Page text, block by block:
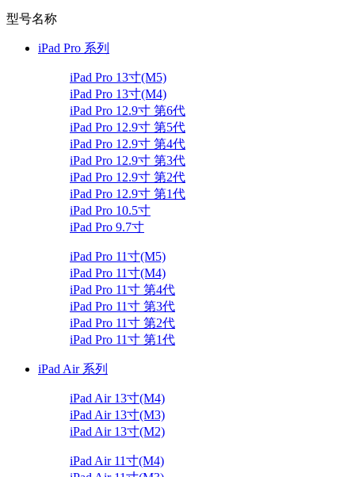
型号名称
iPad Pro 系列
iPad Pro 13寸(M5)
iPad Pro 13寸(M4)
iPad Pro 12.9寸 第6代
iPad Pro 12.9寸 第5代
iPad Pro 12.9寸 第4代
iPad Pro 12.9寸 第3代
iPad Pro 12.9寸 第2代
iPad Pro 12.9寸 第1代
iPad Pro 10.5寸
iPad Pro 9.7寸
iPad Pro 11寸(M5)
iPad Pro 11寸(M4)
iPad Pro 11寸 第4代
iPad Pro 11寸 第3代
iPad Pro 11寸 第2代
iPad Pro 11寸 第1代
iPad Air 系列
iPad Air 13寸(M4)
iPad Air 13寸(M3)
iPad Air 13寸(M2)
iPad Air 11寸(M4)